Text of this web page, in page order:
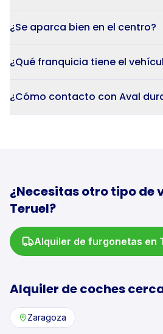
¿Se aparca bien en el centro?
¿Qué franquicia tiene el
¿Cómo contacto con Aval
¿Necesitas otro tipo de
Teruel?
Alquiler de furgonetas en
Alquiler decoches
Zaragoza